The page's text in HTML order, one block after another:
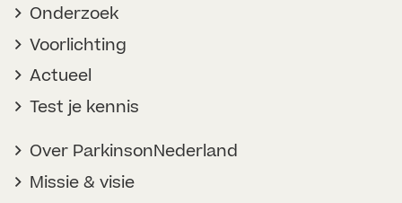
Onderzoek
Voorlichting
Actueel
Test je kennis
Over ParkinsonNederland
Missie & visie